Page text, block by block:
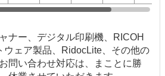
ナー、デジタル印刷機、RICOH
ウェア製品、RidocLite、その他の
問い合わせ対応は、まことに勝